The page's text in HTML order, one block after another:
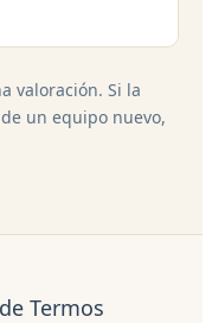
valoración. Si la
un equipo nuevo,
Termos